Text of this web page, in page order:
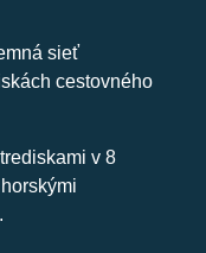
sieť
cestovného
v 8